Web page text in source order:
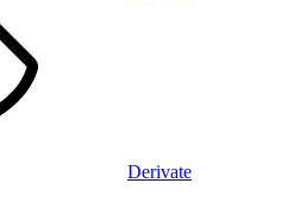
Derivate